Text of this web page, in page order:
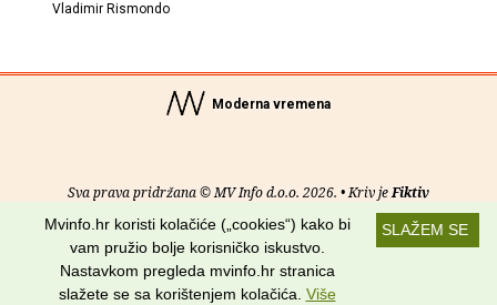
Vladimir Rismondo
Moderna vremena
Sva prava pridržana © MV Info d.o.o. 2026. • Kriv jeFiktiv
Uvjeti korištenja RSS kanali
Potraži nas na:
SLAŽEM SE
Mvinfo.hr koristi kolačiće („cookies“) kako bi
vam pružio bolje korisničko iskustvo.
Nastavkom pregleda mvinfo.hr stranica
slažete se sa korištenjem kolačića. Više